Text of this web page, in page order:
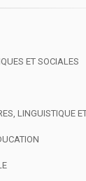
ET SOCIALES
LINGUISTIQUE